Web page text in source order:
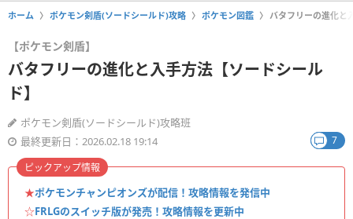
ホーム ポケモン剣盾(ソードシールド)攻略 ポケモン図鑑 バタフリーの進化と
【ポケモン剣盾】
バタフリーの進化と入手方法【ソードシール
ド】
ポケモン剣盾(ソードシールド)攻略班
最終更新日：2026.02.18 19:14
7
★ポケモンチャンピオンズが配信！攻略情報を発信中
☆FRLGのスイッチ版が発売！攻略情報を更新中
ピックアップ情報